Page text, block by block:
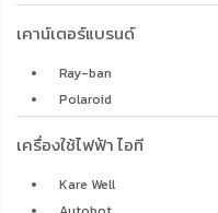
เคาน์เตอร์แบรนด์
Ray-ban
Polaroid
เครื่องใช้ไฟฟ้า ไอที
Kare Well